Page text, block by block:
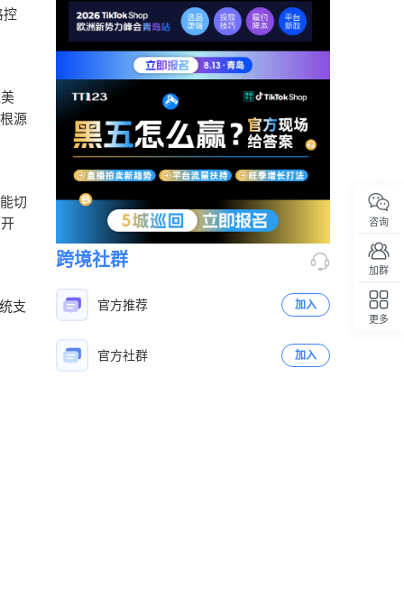
控
源
切
支
跨境社群
官方推荐 加入
官方社群 加入
咨询
加群
更多